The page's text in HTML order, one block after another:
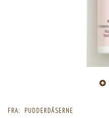
FRA: PUDDERDÅSERNE